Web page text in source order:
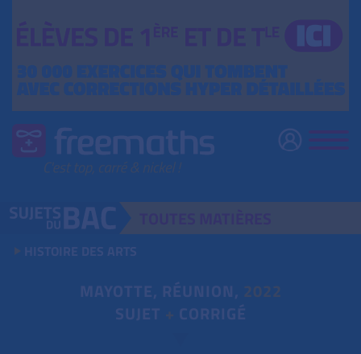
HISTOIRE DES ARTS
MAYOTTE, RÉUNION, 2022
SUJET + CORRIGÉ